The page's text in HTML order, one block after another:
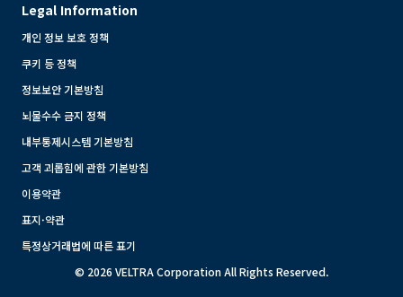
Legal Information
개인 정보 보호 정책
쿠키 등 정책
정보보안 기본방침
뇌물수수 금지 정책
내부통제시스템 기본방침
고객 괴롭힘에 관한 기본방침
이용약관
표지·약관
특정상거래법에 따른 표기
© 2026 VELTRA Corporation All Rights Reserved.